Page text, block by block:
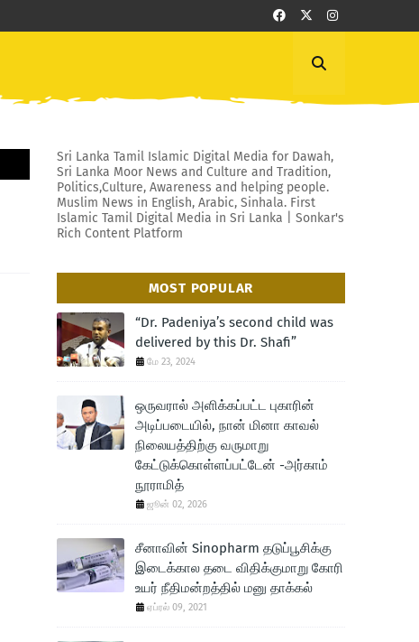
Sri Lanka Tamil Islamic Digital Media for Dawah,
Sri Lanka Moor News and Culture and Tradition,
Politics,Culture, Awareness and helping people.
Muslim News in English, Arabic, Sinhala. First
Islamic Tamil Digital Media in Sri Lanka | Sonkar's
Rich Content Platform
MOST POPULAR
“Dr. Padeniya’s second child was
delivered by this Dr. Shafi”
மே 23, 2024
ஒருவரால் அளிக்கப்பட்ட புகாரின்
அடிப்படையில், நான் மினா காவல்
நிலையத்திற்கு வருமாறு
கேட்டுக்கொள்ளப்பட்டேன் -அர்காம்
நூராமித்
ஜூன் 02, 2026
சீனாவின் Sinopharm தடுப்பூசிக்கு
இடைக்கால தடை விதிக்குமாறு கோரி
உயர் நீதிமன்றத்தில் மனு தாக்கல்
ஏப்ரல் 09, 2021